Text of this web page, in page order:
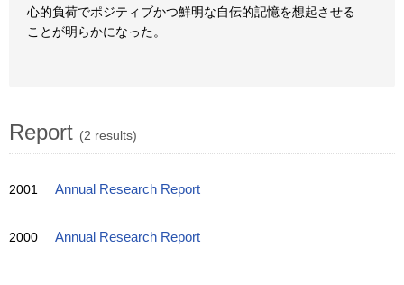
心的負荷でポジティブかつ鮮明な自伝的記憶を想起させる
ことが明らかになった。
Report (2 results)
2001 Annual Research Report
2000 Annual Research Report